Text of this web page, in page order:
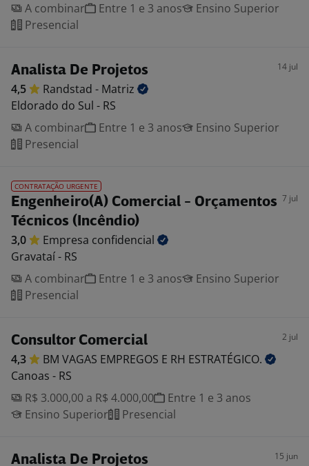
A combinar
Entre 1 e 3 anos
Ensino Superior
Presencial
Analista De Projetos 14 jul
4,5 Randstad - Matriz
Eldorado do Sul - RS
A combinar
Entre 1 e 3 anos
Ensino Superior
Presencial
CONTRATAÇÃO URGENTE
Engenheiro(A) Comercial - Orçamentos
Técnicos (Incêndio)
7 jul
3,0 Empresa confidencial
Gravataí - RS
A combinar
Entre 1 e 3 anos
Ensino Superior
Presencial
Consultor Comercial 2 jul
4,3 BM VAGAS EMPREGOS E RH ESTRATÉGICO.
Canoas - RS
R$ 3.000,00 a R$ 4.000,00
Entre 1 e 3 anos
Ensino Superior
Presencial
Analista De Projetos 15 jun